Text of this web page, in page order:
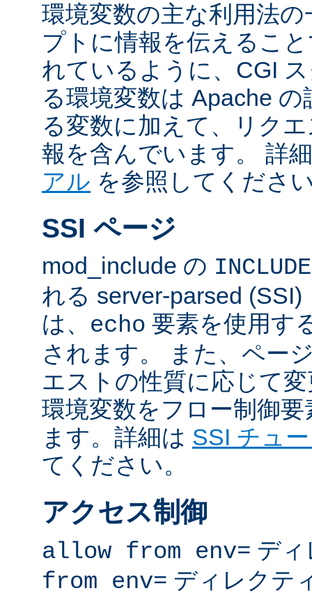
環境変数の主な利用法
プトに情報を伝えるこ
れているように、CGI
る環境変数は Apache
る変数に加えて、リク
報を含んでいます。 詳
アル を参照してくださ
SSI ページ
mod_include の
れる server-parsed
は、 echo 要素を使用す
されます。 また、ペー
エストの性質に応じて
環境変数をフロー制御
ます。詳細は SSI チュ
てください。
アクセス制御
allow from env= デ
from env= ディレクテ